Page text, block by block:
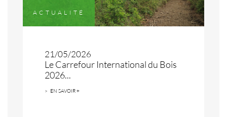
ACTUALITÉ
21/05/2026
Le Carrefour International du Bois
2026...
EN SAVOIR +